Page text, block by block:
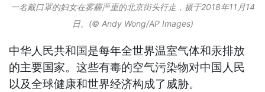
一名戴口罩的妇女在雾霾严重的北京街头行走，摄于2018年11月14
日。(© Andy Wong/AP Images)
中华人民共和国是每年全世界温室气体和汞排放
的主要国家。这些有毒的空气污染物对中国人民
以及全球健康和世界经济构成了威胁。